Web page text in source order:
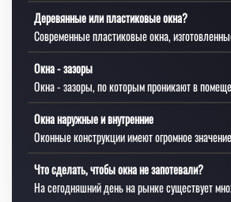
Деревянные или пластиковые окна?
Современные пластиковые окна,
Окна - зазоры
Окна - зазоры, по которым проникают в
Окна наружные и внутренние
Оконные конструкции имеют огромное
Что сделать, чтобы окна не запотевали?
На сегодняшний день на рынке существует